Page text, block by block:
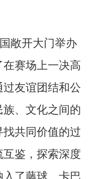
敞开大门举办
赛场上一决高
友谊团结和公
、文化之间的
共同价值的过
鉴，探索深度
了藤球、卡巴